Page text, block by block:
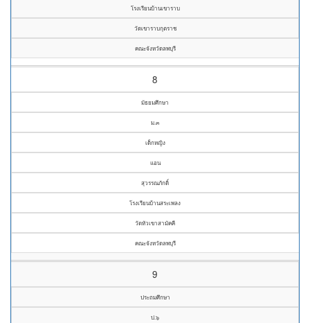
โรงเรียนบ้านเขาราบ
วัดเขาราบกุตราช
คณะจังหวัดลพบุรี
8
มัธยมศึกษา
ม.๓
เด็กหญิง
แอน
สุวรรณภักดิ์
โรงเรียนบ้านสระเพลง
วัดหัวเขาสามัคคี
คณะจังหวัดลพบุรี
9
ประถมศึกษา
ป.๖